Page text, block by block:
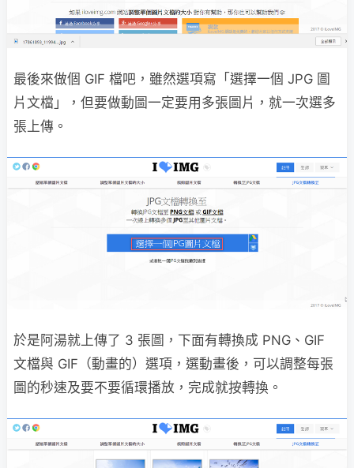
最後來做個 GIF 檔吧，雖然選項寫「選擇一個 JPG 圖
片文檔」，但要做動圖一定要用多張圖片，就一次選多
張上傳。
於是阿湯就上傳了 3 張圖，下面有轉換成 PNG、GIF
文檔與 GIF（動畫的）選項，選動畫後，可以調整每張
圖的秒速及要不要循環播放，完成就按轉換。